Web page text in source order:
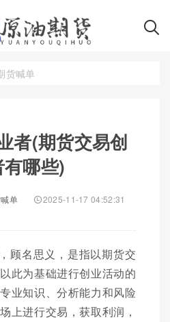
货喊单
者(期货交易创
哪些)
单 2025-11-17 04:52:31
顾名思义，是指以期货交
此为基础进行创业活动的
业知识、分析能力和风险
上进行交易，获取利润，